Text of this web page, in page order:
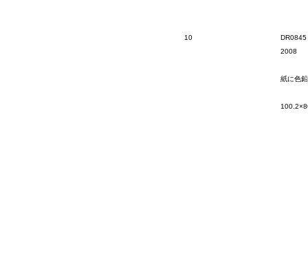
10
DR0845
2008
紙に色